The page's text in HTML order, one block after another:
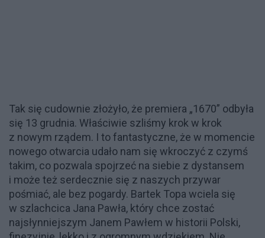
Tak się cudownie złożyło, że premiera „1670” odbyła
się 13 grudnia. Właściwie szliśmy krok w krok
z nowym rządem. I to fantastyczne, że w momencie
nowego otwarcia udało nam się wkroczyć z czymś
takim, co pozwala spojrzeć na siebie z dystansem
i może też serdecznie się z naszych przywar
pośmiać, ale bez pogardy. Bartek Topa wciela się
w szlachcica Jana Pawła, który chce zostać
najsłynniejszym Janem Pawłem w historii Polski,